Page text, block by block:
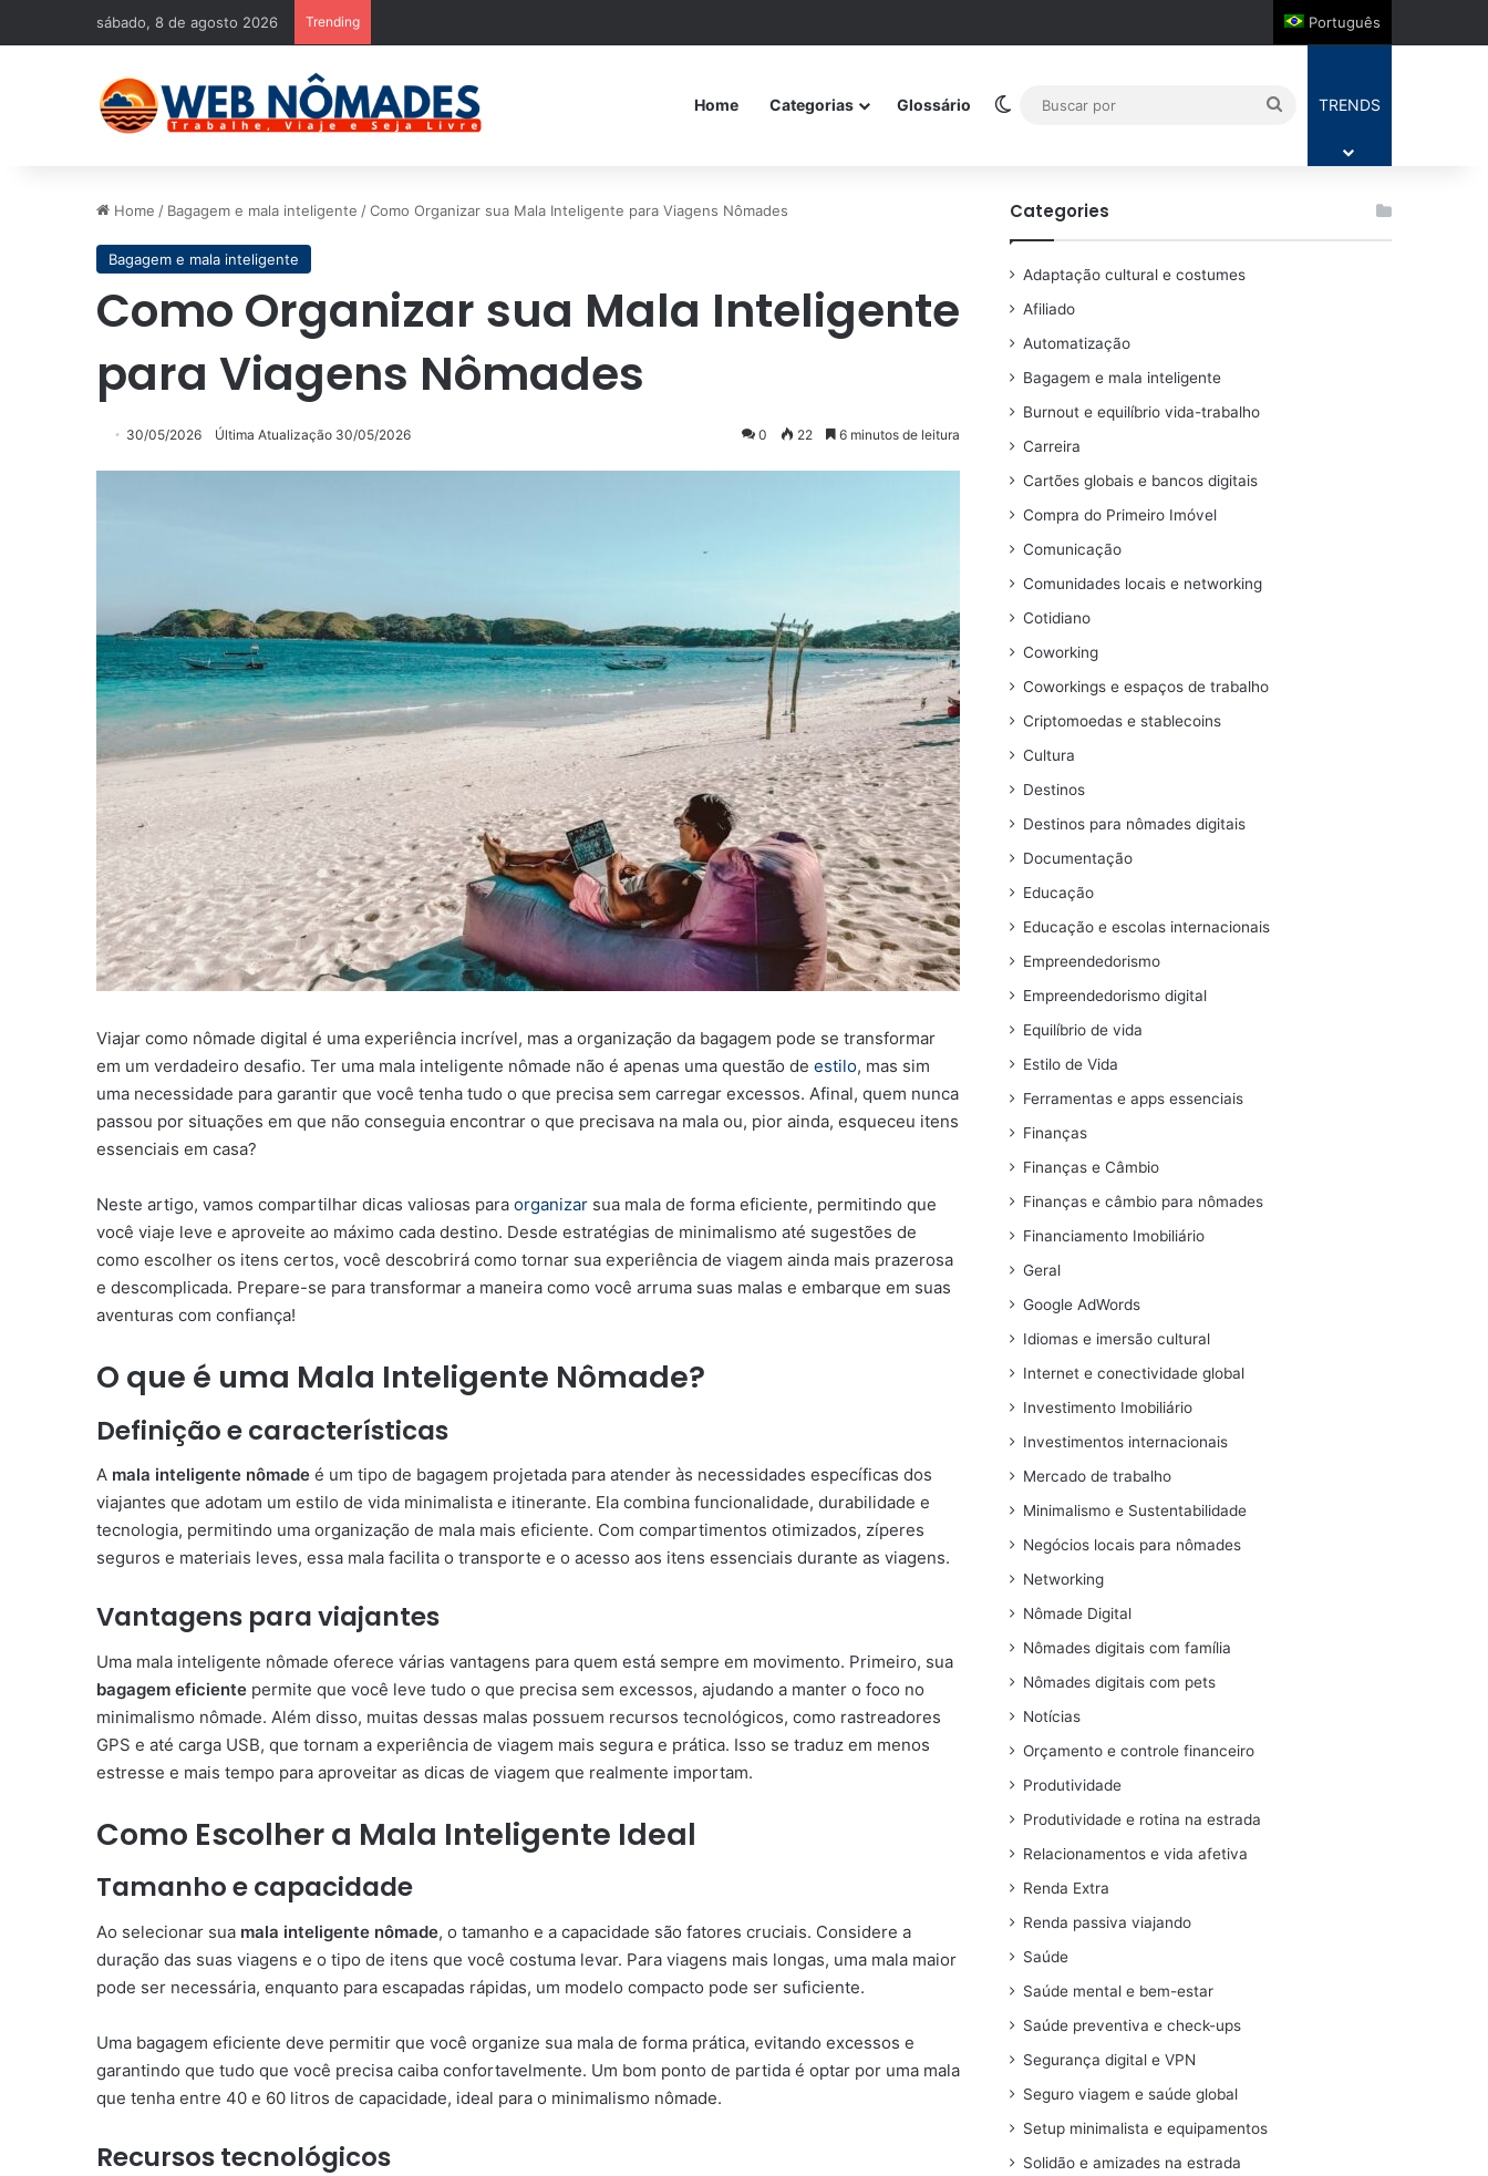
sábado, 8 de agosto 2026 Trending Português
Home Categorias Glossário Switch skin
BuscarTRENDS
Home / Bagagem e mala inteligente /Como Organizar sua Mala Inteligente para Viagens Nômades
Bagagem e mala inteligente
Como Organizar sua Mala Inteligente
para Viagens Nômades
30/05/2026 Última Atualização 30/05/2026 0 22 6 minutos de leitura
Viajar como nômade digital é uma experiência incrível, mas a organização da bagagem pode se transformar
em um verdadeiro desafio. Ter uma mala inteligente nômade não é apenas uma questão de estilo, mas sim
uma necessidade para garantir que você tenha tudo o que precisa sem carregar excessos. Afinal, quem nunca
passou por situações em que não conseguia encontrar o que precisava na mala ou, pior ainda, esqueceu itens
essenciais em casa?
Neste artigo, vamos compartilhar dicas valiosas para organizar sua mala de forma eficiente, permitindo que
você viaje leve e aproveite ao máximo cada destino. Desde estratégias de minimalismo até sugestões de
como escolher os itens certos, você descobrirá como tornar sua experiência de viagem ainda mais prazerosa
e descomplicada. Prepare-se para transformar a maneira como você arruma suas malas e embarque em suas
aventuras com confiança!
O que é uma Mala Inteligente Nômade?
Definição e características
A mala inteligente nômade é um tipo de bagagem projetada para atender às necessidades específicas dos
viajantes que adotam um estilo de vida minimalista e itinerante. Ela combina funcionalidade, durabilidade e
tecnologia, permitindo uma organização de mala mais eficiente. Com compartimentos otimizados, zíperes
seguros e materiais leves, essa mala facilita o transporte e o acesso aos itens essenciais durante as viagens.
Vantagens para viajantes
Uma mala inteligente nômade oferece várias vantagens para quem está sempre em movimento. Primeiro, sua
bagagem eficiente permite que você leve tudo o que precisa sem excessos, ajudando a manter o foco no
minimalismo nômade. Além disso, muitas dessas malas possuem recursos tecnológicos, como rastreadores
GPS e até carga USB, que tornam a experiência de viagem mais segura e prática. Isso se traduz em menos
estresse e mais tempo para aproveitar as dicas de viagem que realmente importam.
Como Escolher a Mala Inteligente Ideal
Tamanho e capacidade
Ao selecionar sua mala inteligente nômade, o tamanho e a capacidade são fatores cruciais. Considere a
duração das suas viagens e o tipo de itens que você costuma levar. Para viagens mais longas, uma mala maior
pode ser necessária, enquanto para escapadas rápidas, um modelo compacto pode ser suficiente.
Uma bagagem eficiente deve permitir que você organize sua mala de forma prática, evitando excessos e
garantindo que tudo que você precisa caiba confortavelmente. Um bom ponto de partida é optar por uma mala
que tenha entre 40 e 60 litros de capacidade, ideal para o minimalismo nômade.
Recursos tecnológicos
Categories
Adaptação cultural e costumes
Afiliado
Automatização
Bagagem e mala inteligente
Burnout e equilíbrio vida-trabalho
Carreira
Cartões globais e bancos digitais
Compra do Primeiro Imóvel
Comunicação
Comunidades locais e networking
Cotidiano
Coworking
Coworkings e espaços de trabalho
Criptomoedas e stablecoins
Cultura
Destinos
Destinos para nômades digitais
Documentação
Educação
Educação e escolas internacionais
Empreendedorismo
Empreendedorismo digital
Equilíbrio de vida
Estilo de Vida
Ferramentas e apps essenciais
Finanças
Finanças e Câmbio
Finanças e câmbio para nômades
Financiamento Imobiliário
Geral
Google AdWords
Idiomas e imersão cultural
Internet e conectividade global
Investimento Imobiliário
Investimentos internacionais
Mercado de trabalho
Minimalismo e Sustentabilidade
Negócios locais para nômades
Networking
Nômade Digital
Nômades digitais com família
Nômades digitais com pets
Notícias
Orçamento e controle financeiro
Produtividade
Produtividade e rotina na estrada
Relacionamentos e vida afetiva
Renda Extra
Renda passiva viajando
Saúde
Saúde mental e bem-estar
Saúde preventiva e check-ups
Segurança digital e VPN
Seguro viagem e saúde global
Setup minimalista e equipamentos
Solidão e amizades na estrada